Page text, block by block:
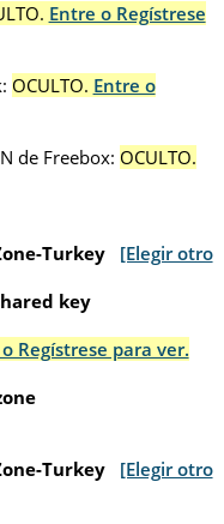
Entre o Regístrese
OCULTO. Entre o
de Freebox: OCULTO.
Turkey
[Elegir otro
key
Regístrese para ver.
Turkey
[Elegir otro